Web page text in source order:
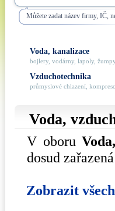
Můžete zadat název firmy, IČ,
Voda, kanalizace
bojlery, vodárny, lapoly,
Vzduchotechnika
průmyslové chlazení,
Voda,
V oboru
dosud
Zobrazit